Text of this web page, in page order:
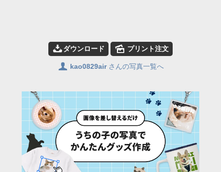
📥ダウンロード 🌄 プリント注文
👤 kao0829airさんの写真一覧へ